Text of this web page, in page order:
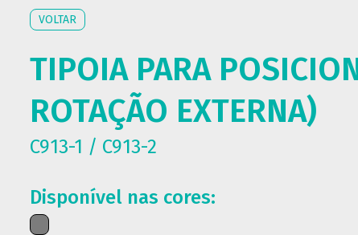
VOLTAR
TIPOIA PARA
ROTAÇÃO EXTERNA)
C913-1 / C913-2
Disponível nas cores: